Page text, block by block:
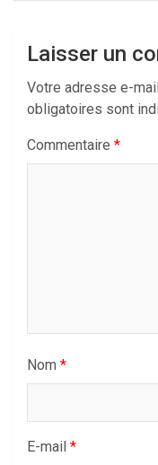
Laisser un
Votre adresse e-
obligatoires sont
Commentaire *
Nom *
E-mail *